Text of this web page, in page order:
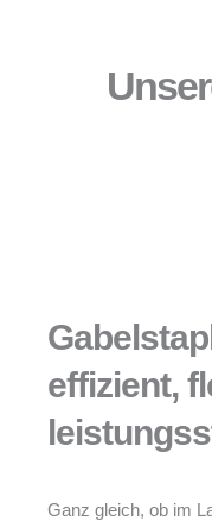
effizient,
Ganz gleich, ob im